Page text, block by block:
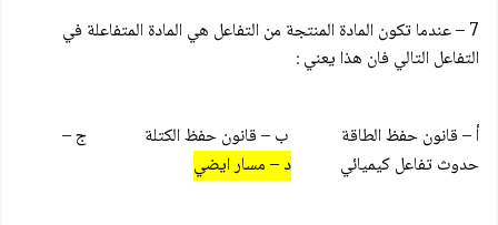
7 – عندما تكون المادة المنتجة من التفاعل هي المادة المتفاعلة في
التفاعل التالي فان هذا يعني :
أ – قانون حفظ الطاقة ب – قانون حفظ الكتلة ج –
حدوث تفاعل كيميائي د – مسار ايضي